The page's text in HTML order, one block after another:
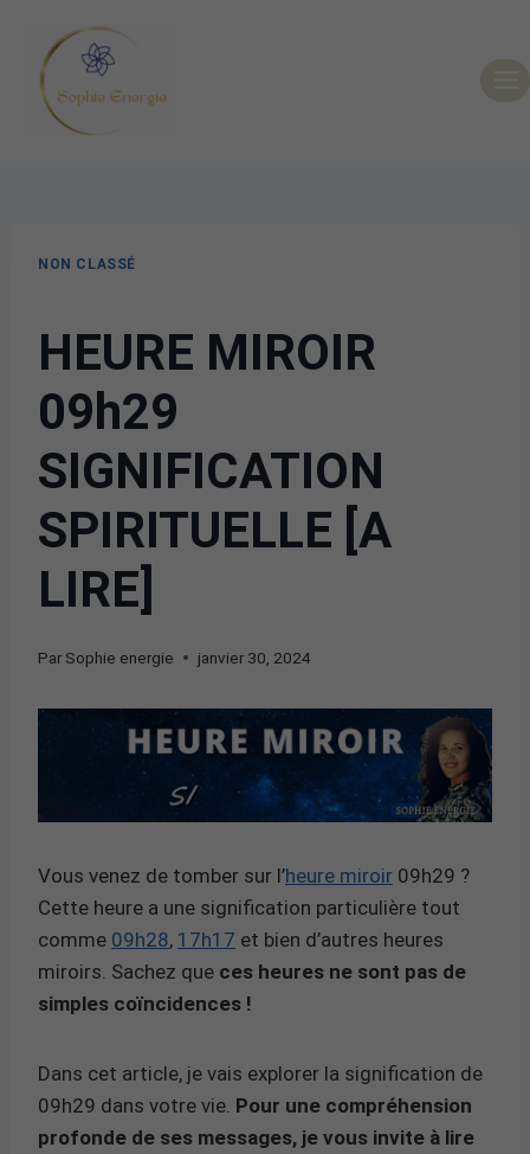
NON CLASSÉ
HEURE MIROIR
09h29
SIGNIFICATION
SPIRITUELLE [A
LIRE]
Par Sophie energie janvier 30, 2024
Vous venez de tomber sur l’heure miroir 09h29 ?
Cette heure a une signification particulière tout
comme 09h28, 17h17 et bien d’autres heures
miroirs. Sachez que ces heures ne sont pas de
simples coïncidences !
Dans cet article, je vais explorer la signification de
09h29 dans votre vie. Pour une compréhension
profonde de ses messages, je vous invite à lire